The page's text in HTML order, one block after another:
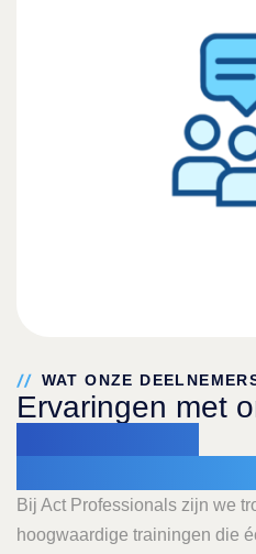
WAT ONZE
Ervaringen met
Bij Act Professionals zijn we
hoogwaardige trainingen die